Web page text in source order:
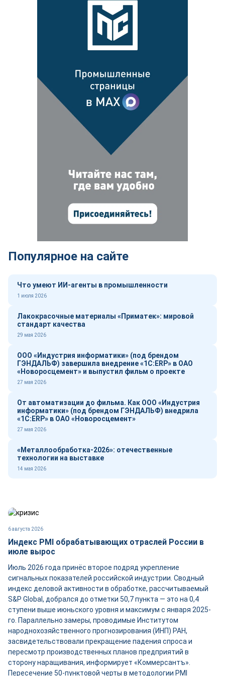
Популярное на сайте
Что умеют ИИ-агенты в промышленности
1 июля 2026
Лакокрасочные материалы «Приматек»: мировой
стандарт качества
29 мая 2026
ООО «Индустрия информатики» (под брендом
ГЭНДАЛЬФ) завершила внедрение «1С:ERP» в ОАО
«Новоросцемент» и выпустил фильм о проекте
27 мая 2026
От автоматизации до фильма. Как ООО «Индустрия
информатики» (под брендом ГЭНДАЛЬФ) внедрила
«1С:ERP» в ОАО «Новоросцемент»
27 мая 2026
«Металлообработка-2026»: отечественные
технологии на выставке
14 мая 2026
6 августа 2026
Индекс PMI обрабатывающих отраслей России в
июле вырос
Июль 2026 года принёс второе подряд укрепление
сигнальных показателей российской индустрии. Сводный
индекс деловой активности в обработке, рассчитываемый
S&P Global, добрался до отметки 50,7 пункта — это на 0,4
ступени выше июньского уровня и максимум с января 2025-
го. Параллельно замеры, проводимые Институтом
народнохозяйственного прогнозирования (ИНП) РАН,
засвидетельствовали прекращение падения спроса и
пересмотр производственных планов предприятий в
сторону наращивания, информирует «Коммерсантъ».
Пересечение 50-пунктовой черты в методологии PMI